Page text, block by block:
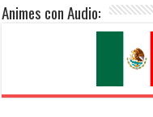
Animes con Audio: